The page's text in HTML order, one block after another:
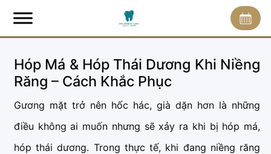
Hóp Má & Hóp Thái Dương Khi Niềng
Răng – Cách Khắc Phục
Gương mặt trở nên hốc hác, già dặn hơn là những
điều không ai muốn nhưng sẽ xảy ra khi bị hóp má,
hóp thái dương. Trong thực tế, khi đang niềng răng